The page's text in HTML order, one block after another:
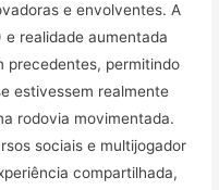
e envolventes. A
realidade aumentada
precedentes, permitindo
estivessem realmente
rodovia movimentada.
sociais e multijogador
compartilhada,